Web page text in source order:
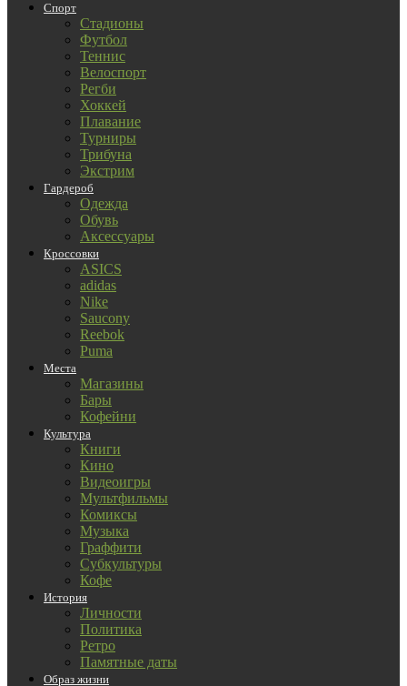
Спорт
Стадионы
Футбол
Теннис
Велоспорт
Регби
Хоккей
Плавание
Турниры
Трибуна
Экстрим
Гардероб
Одежда
Обувь
Аксессуары
Кроссовки
ASICS
adidas
Nike
Saucony
Reebok
Puma
Места
Магазины
Бары
Кофейни
Культура
Книги
Кино
Видеоигры
Мультфильмы
Комиксы
Музыка
Граффити
Субкультуры
Кофе
История
Личности
Политика
Ретро
Памятные даты
Образ жизни